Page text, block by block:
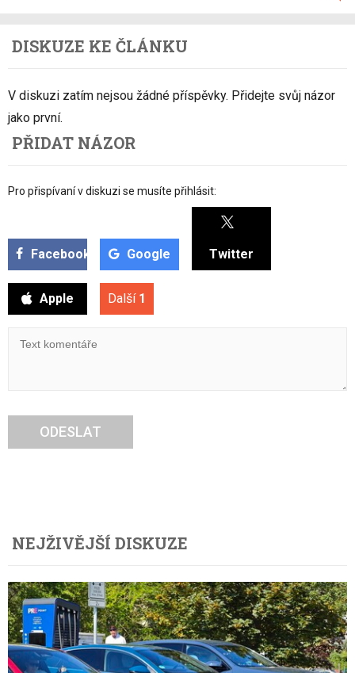
DISKUZE KE ČLÁNKU
V diskuzi zatím nejsou žádné příspěvky. Přidejte svůj názor
jako první.
PŘIDAT NÁZOR
Pro přispívaní v diskuzi se musíte přihlásit:
Facebook Google Twitter
Apple Další 1
ODESLAT
NEJŽIVĚJŠÍ DISKUZE